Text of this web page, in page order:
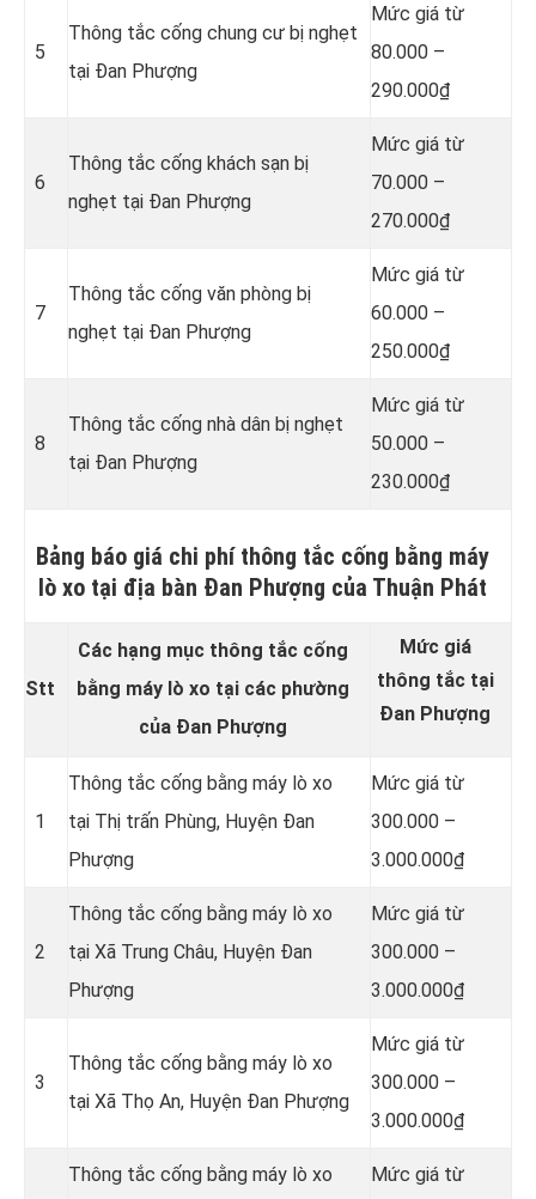
5
Thông tắc cống chung cư bị nghẹt
tại Đan Phượng
Mức giá từ
80.000 –
290.000₫
6
Thông tắc cống khách sạn bị
nghẹt tại Đan Phượng
Mức giá từ
70.000 –
270.000₫
7
Thông tắc cống văn phòng bị
nghẹt tại Đan Phượng
Mức giá từ
60.000 –
250.000₫
8
Thông tắc cống nhà dân bị nghẹt
tại Đan Phượng
Mức giá từ
50.000 –
230.000₫
Bảng báo giá chi phí thông tắc cống bằng máy
lò xo tại địa bàn Đan Phượng của Thuận Phát
Stt
Các hạng mục thông tắc cống
bằng máy lò xo tại các phường
của Đan Phượng
Mức giá
thông tắc tại
Đan Phượng
1
Thông tắc cống bằng máy lò xo
tại Thị trấn Phùng, Huyện Đan
Phượng
Mức giá từ
300.000 –
3.000.000₫
2
Thông tắc cống bằng máy lò xo
tại Xã Trung Châu, Huyện Đan
Phượng
Mức giá từ
300.000 –
3.000.000₫
3
Thông tắc cống bằng máy lò xo
tại Xã Thọ An, Huyện Đan Phượng
Mức giá từ
300.000 –
3.000.000₫
Thông tắc cống bằng máy lò xo
Mức giá từ